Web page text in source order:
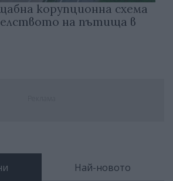
корупционна схема
на пътища в
Най-новото